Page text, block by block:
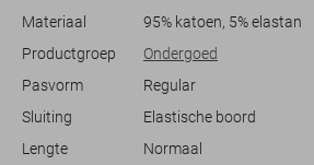
Ondergoed mag alleen geretourneerd
originele verpakking, in ongedragen
Materiaal
95% katoen, 5% elastan
Productgroep
Ondergoed
Pasvorm
Regular
Sluiting
Elastische boord
Lengte
Normaal